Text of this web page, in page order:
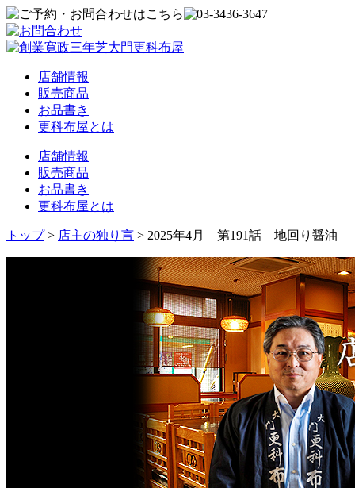
店舗情報
販売商品
お品書き
更科布屋とは
店舗情報
販売商品
お品書き
更科布屋とは
トップ > 店主の独り言 > 2025年4月 第191話 地回り醤油